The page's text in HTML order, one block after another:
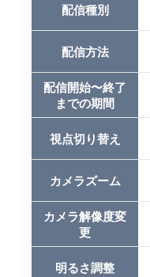
配信種別
配信方法
配信開始〜終了
までの期間
視点切り替え
カメラズーム
カメラ解像度変
更
明るさ調整